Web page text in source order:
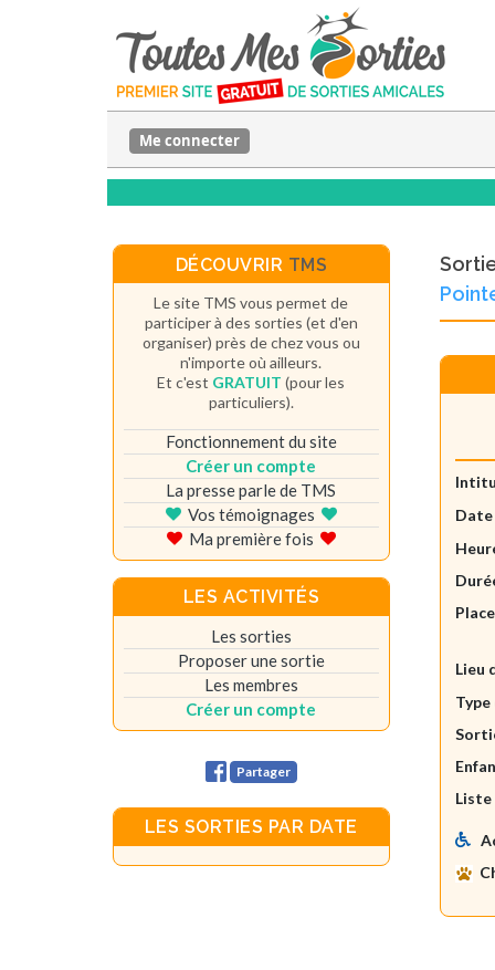
Me connecter
Date
Lieu
Liste
DÉCOUVRIR TMS
Le site TMS vous permet de
participer à des sorties (et d'en
organiser) près de chez vous ou
n'importe où ailleurs.
Et c'est GRATUIT (pour les
particuliers).
Fonctionnement du site
Créer un compte
La presse parle de TMS
Vos témoignages
Ma première fois
LES ACTIVITÉS
Les sorties
Proposer une sortie
Les membres
Créer un compte
Partager
LES SORTIES PAR DATE